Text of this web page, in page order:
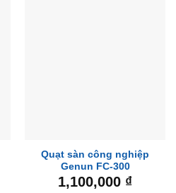
Quạt sàn công nghiệp
Genun FC-300
1,100,000 ₫